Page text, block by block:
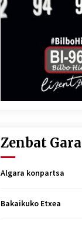
Zenbat
Algara konpartsa
Bakaikuko Etxea